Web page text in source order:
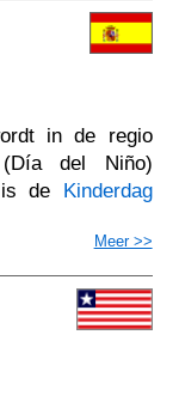
in de regio
del Niño)
de Kinderdag
Meer >>